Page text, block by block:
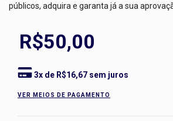
públicos, adquira e garanta já a sua
R$50,00
3x de R$16,67 sem juros
VER MEIOS DE PAGAMENTO